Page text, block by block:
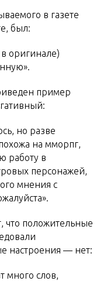
в газете
был:
оригинале)
пример
но разве
на мморпг,
работу в
персонажей,
мнения с
что положительные
настроения — нет:
много слов,